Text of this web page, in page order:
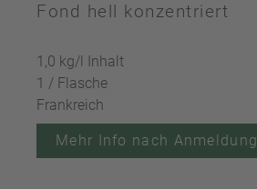
Fond hell konzentriert
1,0 kg/l Inhalt
1 / Flasche
Frankreich
Mehr Info nach Anmeldung